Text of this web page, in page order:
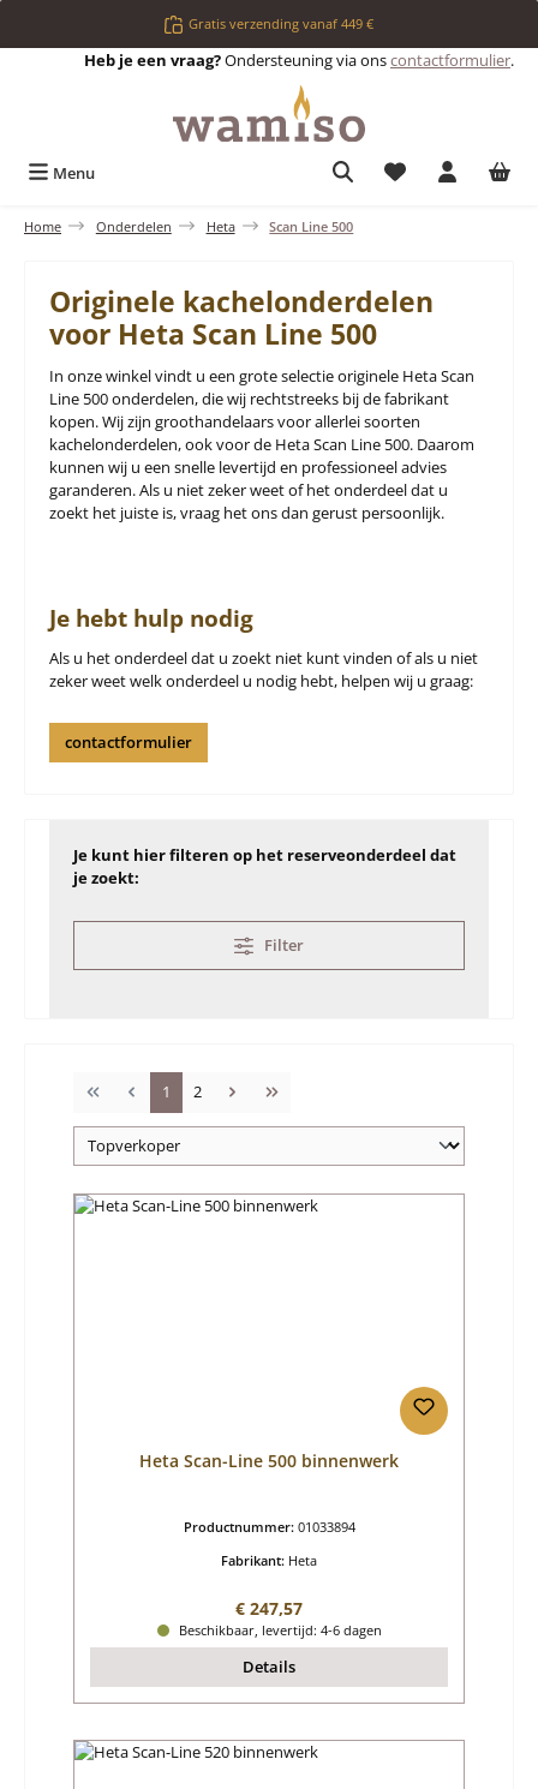
Ga naar de hoofdinhoudGratis verzending vanaf 449 €
Heb je een vraag?Ondersteuning via onscontactformulier.
Menu Je hebt 0 items
Home Onderdelen Heta Scan Line 500
Originele kachelonderdelen
voor Heta Scan Line 500
In onze winkel vindt u een grote selectie originele Heta Scan
Line 500 onderdelen, die wij rechtstreeks bij de fabrikant
kopen. Wij zijn groothandelaars voor allerlei soorten
kachelonderdelen, ook voor de Heta Scan Line 500. Daarom
kunnen wij u een snelle levertijd en professioneel advies
garanderen. Als u niet zeker weet of het onderdeel dat u
zoekt het juiste is, vraag het ons dan gerust persoonlijk.
Je hebt hulp nodig
Als u het onderdeel dat u zoekt niet kunt vinden of als u niet
zeker weet welk onderdeel u nodig hebt, helpen wij u graag:
contactformulier
Je kunt hier filteren op het reserveonderdeel dat
je zoekt:
Filter
Pagina
1 Pagina
2
Heta Scan-Line 500 binnenwerk
Productnummer: 01033894
Fabrikant: Heta
Normale prijs:
€ 247,57
Beschikbaar, levertijd: 4-6 dagen
Details